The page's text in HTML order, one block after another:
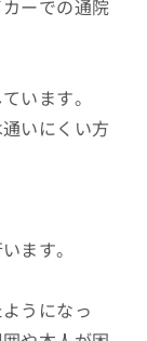
ーでの通院
います。
いにくい方
ます。
うになっ